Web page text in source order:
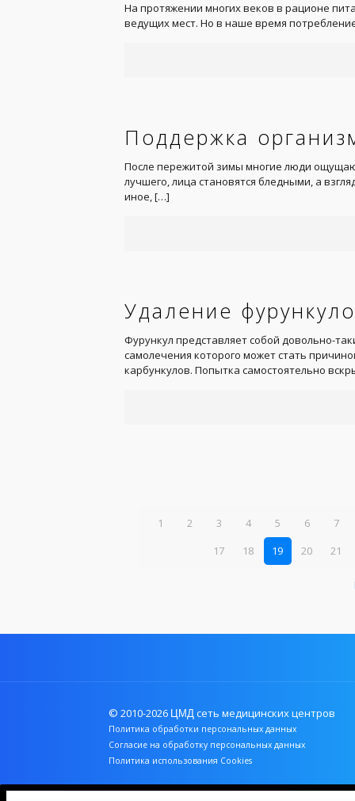
На протяжении многих веков в рационе
ведущих мест. Но в наше время
Поддержка
После пережитой зимы многие люди
лучшего, лица становятся бледными, а
иное,[…]
Удаление
Фурункул представляет собой довольно-
самолечения которого может стать
карбункулов. Попытка самостоятельно
1 2 3 4 5 6
7
17
18 19 20 21
© 2010-2026 ЦМД сеть медицинских центров
Политика обработки персональных данных
Согласие на обработку персональных данных
Политика использования Cookies